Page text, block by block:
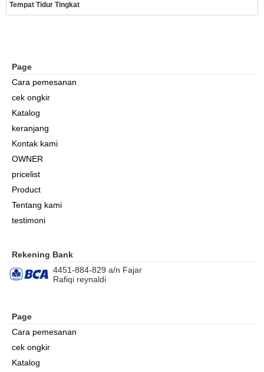
Tempat Tidur Tingkat
Page
Cara pemesanan
cek ongkir
Katalog
keranjang
Kontak kami
OWNER
pricelist
Product
Tentang kami
testimoni
Rekening Bank
4451-884-829 a/n Fajar
Rafiqi reynaldi
Page
Cara pemesanan
cek ongkir
Katalog